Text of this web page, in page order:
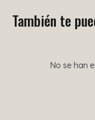
También te
No se han